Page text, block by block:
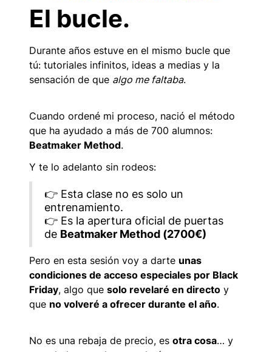
El bucle.
Durante años estuve en el mismo bucle que
tú: tutoriales infinitos, ideas a medias y la
sensación de que algo me faltaba.
Cuando ordené mi proceso, nació el método
que ha ayudado a más de 700 alumnos:
Beatmaker Method.
Y te lo adelanto sin rodeos:
👉 Esta clase no es solo un
entrenamiento.
👉 Es la apertura oficial de puertas
de Beatmaker Method (2700€)
Pero en esta sesión voy a darte unas
condiciones de acceso especiales por Black
Friday, algo que solo revelaré en directo y
que no volveré a ofrecer durante el año.
No es una rebaja de precio, es otra cosa… y